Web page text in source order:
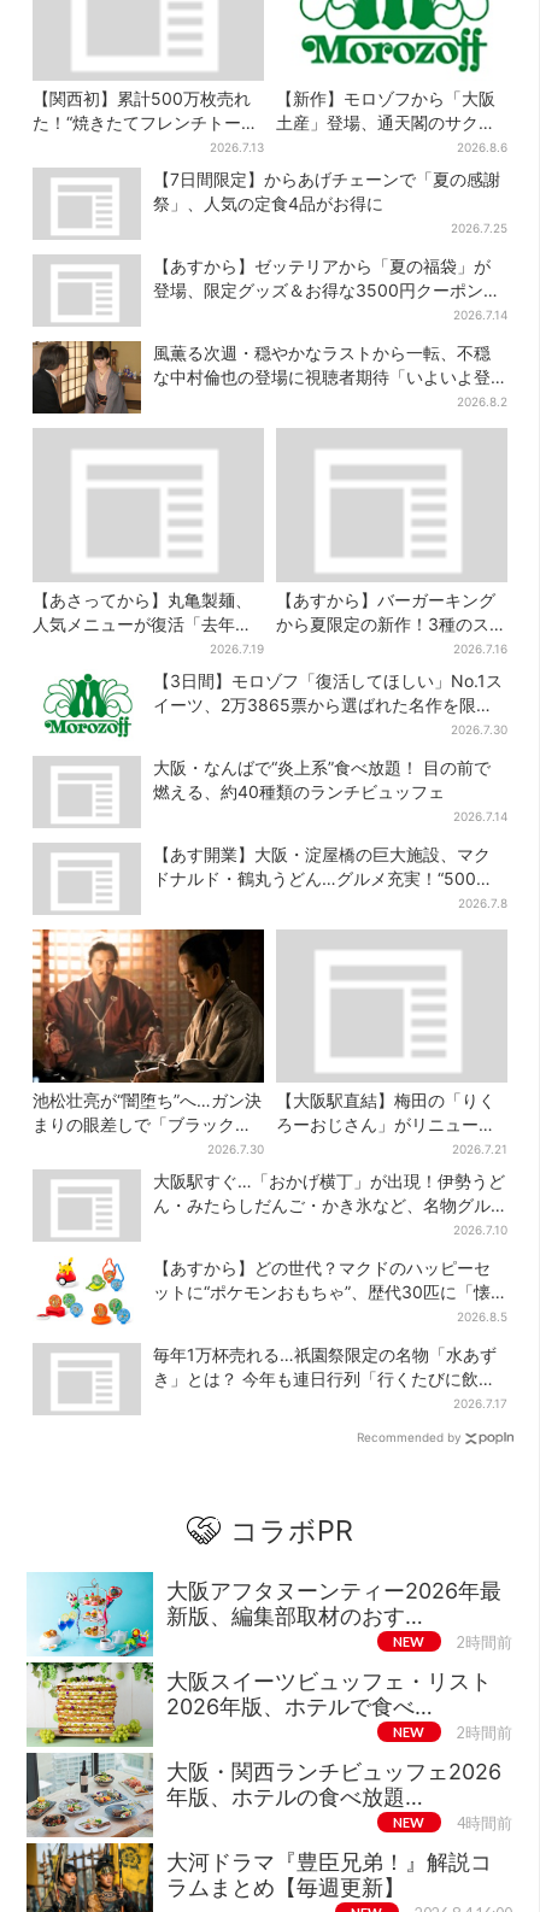
【関西初】累計500万枚売れ
た！“焼きたてフレンチトース
ト”が大阪で、ここ限定のチョ
コメニューも
2026.7.13
【新作】モロゾフから「大阪
土産」登場、通天閣のサクサ
クスイーツ 6カ所で順次発売
2026.8.6
【7日間限定】からあげチェーンで「夏の感謝
祭」、人気の定食4品がお得に
2026.7.25
【あすから】ゼッテリアから「夏の福袋」が
登場、限定グッズ＆お得な3500円クーポン付
2026.7.14
風薫る次週・穏やかなラストから一転、不穏
な中村倫也の登場に視聴者期待「いよいよ登
2026.8.2
【あさってから】丸亀製麺、
人気メニューが復活「去年め
っちゃハマった」「待ってた
よ！」「夏の救世主」
2026.7.19
【あすから】バーガーキング
から夏限定の新作！3種のステ
ーキワッパー「暑さ乗り切れ
そう」と話題に
2026.7.16
【3日間】モロゾフ「復活してほしい」No.1ス
イーツ、2万3865票から選ばれた名作を限定
2026.7.30
大阪・なんばで“炎上系”食べ放題！ 目の前で
燃える、約40種類のランチビュッフェ
2026.7.14
【あす開業】大阪・淀屋橋の巨大施設、マク
ドナルド・鶴丸うどん…グルメ充実！“500円
2026.7.8
池松壮亮が“闇堕ち”へ…ガン決
まりの眼差しで「ブラック秀
吉がログイン」【豊臣兄弟】
2026.7.30
【大阪駅直結】梅田の「りく
ろーおじさん」がリニューア
ル！チーズケーキ以外も充
実…並ばず買える「ロッカ
ー」も設置
2026.7.21
大阪駅すぐ…「おかげ横丁」が出現！伊勢うど
ん・みたらしだんご・かき氷など、名物グル
2026.7.10
【あすから】どの世代？マクドのハッピーセ
ットに“ポケモンおもちゃ”、歴代30匹に「懐
2026.8.5
毎年1万杯売れる…祇園祭限定の名物「水あず
き」とは？ 今年も連日行列「行くたびに飲ん
2026.7.17
Recommended by
コラボPR
大阪アフタヌーンティー2026年最
新版、編集部取材のおす…
NEW 2時間前
大阪スイーツビュッフェ・リスト
2026年版、ホテルで食べ…
NEW 2時間前
大阪・関西ランチビュッフェ2026
年版、ホテルの食べ放題…
NEW 4時間前
大河ドラマ『豊臣兄弟！』解説コ
ラムまとめ【毎週更新】